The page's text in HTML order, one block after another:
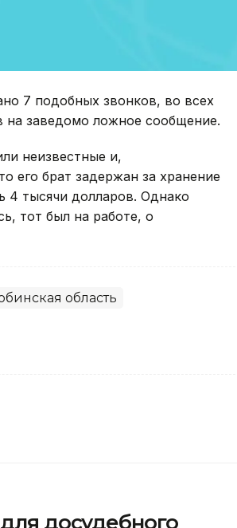
7 подобных звонков, во всех
на заведомо ложное сообщение.
неизвестные и,
его брат задержан за хранение
4 тысячи долларов. Однако
тот был на работе, о
область
досудебного